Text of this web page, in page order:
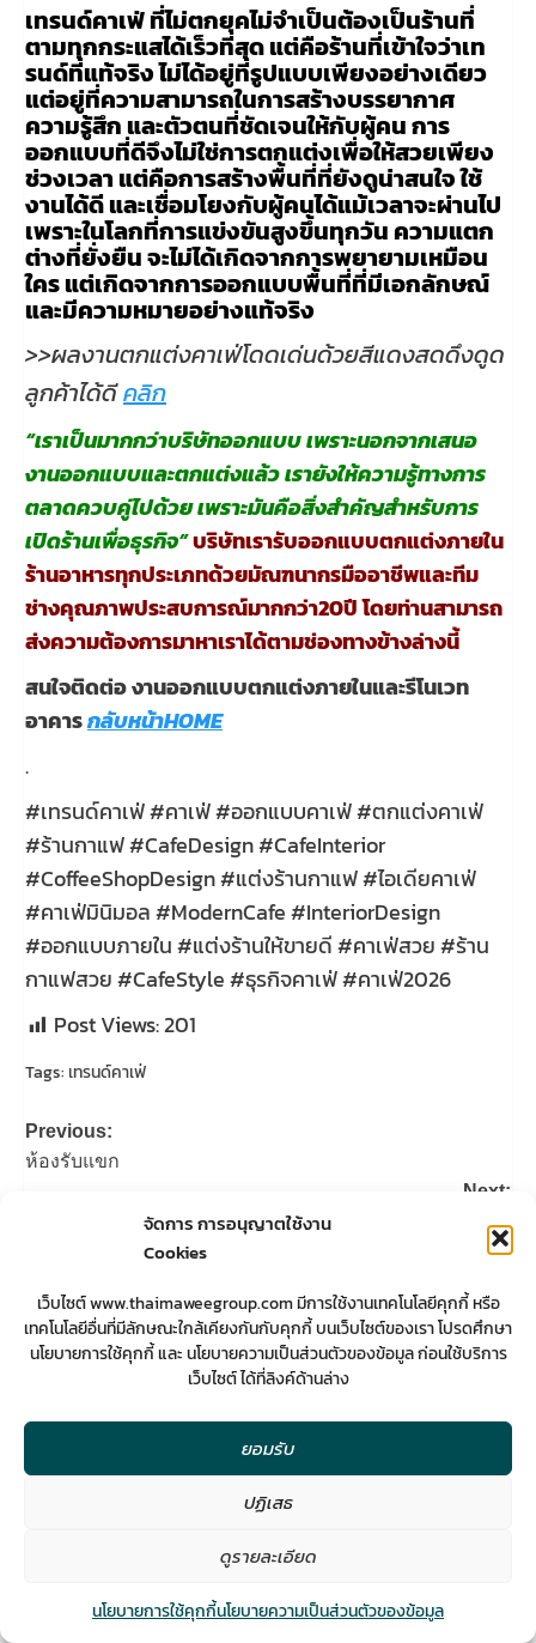
จัดการ การอนุญาตใช้งาน
Cookies
เว็บไซต์ www.thaimaweegroup.com มีการใช้งานเทคโนโลยีคุกกี้ หรือ
เทคโนโลยีอื่นที่มีลักษณะใกล้เคียงกันกับคุกกี้ บนเว็บไซต์ของเรา โปรดศึกษา
นโยบายการใช้คุกกี้ และ นโยบายความเป็นส่วนตัวของข้อมูล ก่อนใช้บริการ
เว็บไซต์ ได้ที่ลิงค์ด้านล่าง
ยอมรับ
ปฏิเสธ
ดูรายละเอียด
นโยบายการใช้คุกกี้นโยบายความเป็นส่วนตัวของข้อมูล
เทรนด์คาเฟ่ ที่ไม่ตกยุคไม่จำเป็นต้องเป็นร้านที่
ตามทุกกระแสได้เร็วที่สุด แต่คือร้านที่เข้าใจว่าเท
รนด์ที่แท้จริง ไม่ได้อยู่ที่รูปแบบเพียงอย่างเดียว
แต่อยู่ที่ความสามารถในการสร้างบรรยากาศ
ความรู้สึก และตัวตนที่ชัดเจนให้กับผู้คน การ
ออกแบบที่ดีจึงไม่ใช่การตกแต่งเพื่อให้สวยเพียง
ช่วงเวลา แต่คือการสร้างพื้นที่ที่ยังดูน่าสนใจ ใช้
งานได้ดี และเชื่อมโยงกับผู้คนได้แม้เวลาจะผ่านไป
เพราะในโลกที่การแข่งขันสูงขึ้นทุกวัน ความแตก
ต่างที่ยั่งยืน จะไม่ได้เกิดจากการพยายามเหมือน
ใคร แต่เกิดจากการออกแบบพื้นที่ที่มีเอกลักษณ์
และมีความหมายอย่างแท้จริง
>>ผลงานตกแต่งคาเฟ่โดดเด่นด้วยสีแดงสดดึงดูด
ลูกค้าได้ดีคลิก
“เราเป็นมากกว่าบริษัทออกแบบ เพราะนอกจากเสนอ
งานออกแบบและตกแต่งแล้ว เรายังให้ความรู้ทางการ
ตลาดควบคู่ไปด้วย เพราะมันคือสิ่งสำคัญสำหรับการ
เปิดร้านเพื่อธุรกิจ”บริษัทเรารับออกแบบตกแต่งภายใน
ร้านอาหารทุกประเภทด้วยมัณฑนากรมืออาชีพและทีม
ช่างคุณภาพประสบการณ์มากกว่า20ปี โดยท่านสามารถ
ส่งความต้องการมาหาเราได้ตามช่องทางข้างล่างนี้
สนใจติดต่อ งานออกแบบตกแต่งภายในและรีโนเวท
อาคารกลับหน้าHOME
.
#เทรนด์คาเฟ่ #คาเฟ่ #ออกแบบคาเฟ่ #ตกแต่งคาเฟ่
#ร้านกาแฟ #CafeDesign #CafeInterior
#CoffeeShopDesign #แต่งร้านกาแฟ #ไอเดียคาเฟ่
#คาเฟ่มินิมอล #ModernCafe #InteriorDesign
#ออกแบบภายใน #แต่งร้านให้ขายดี #คาเฟ่สวย #ร้าน
กาแฟสวย #CafeStyle #ธุรกิจคาเฟ่ #คาเฟ่2026
Post Views:201
Tags: เทรนด์คาเฟ่
Post
navigation
Previous:
ห้องรับแขก
Next:
ออกแบบร้านสะดวกซัก
More Stories
งานตกแต่ง บทความ
ตกแต่งภายในคอนโด
Thaima wee 10/07/2026 0
บทความ
ออกแบบร้านสะดวกซัก
Contact us